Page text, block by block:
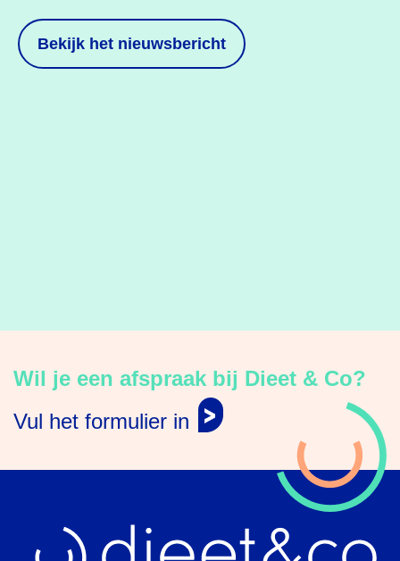
Bekijk het nieuwsbericht
Wil je een afspraak bij Dieet & Co?
Vul het formulier in